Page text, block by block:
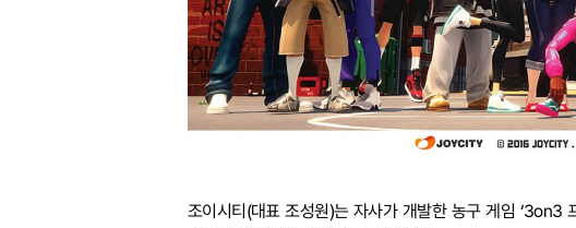
조이시티(대표 조성원)는 자사가 개발한 농구 게임 ‘3on3